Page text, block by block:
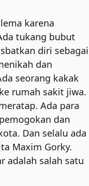
karena
tukang bubut
diri sebagai
dan
seorang kakak
rumah sakit jiwa.
Ada para
dan
Dan selalu ada
Maxim Gorky.
adalah salah satu